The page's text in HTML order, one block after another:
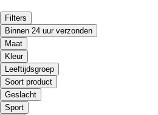
Filters
Binnen 24 uur verzonden
Maat
Kleur
Leeftijdsgroep
Soort product
Geslacht
Sport